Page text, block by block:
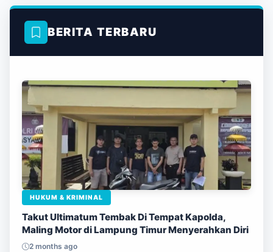
BERITA TERBARU
HUKUM & KRIMINAL
Takut Ultimatum Tembak Di Tempat Kapolda,
Maling Motor di Lampung Timur Menyerahkan Diri
2 months ago